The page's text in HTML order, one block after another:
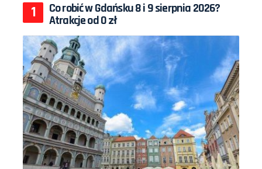
Co robić w Gdańsku 8 i 9 sierpnia 2026?
Atrakcje od 0 zł